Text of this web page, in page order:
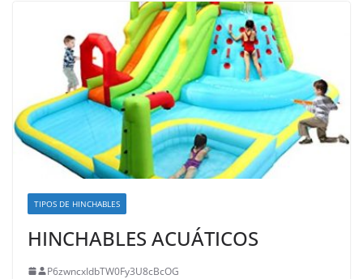
TIPOS DE HINCHABLES
HINCHABLES ACUÁTICOS
P6zwncxIdbTW0Fy3U8cBcOG